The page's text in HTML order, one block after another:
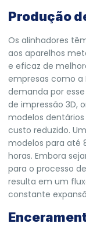
Produção
Os alinhadores
aos aparelhos
e eficaz de
empresas como a
demanda por
de impressão 3D,
modelos
custo reduzido.
modelos para até
horas. Embora
para o processo
resulta em um
constante